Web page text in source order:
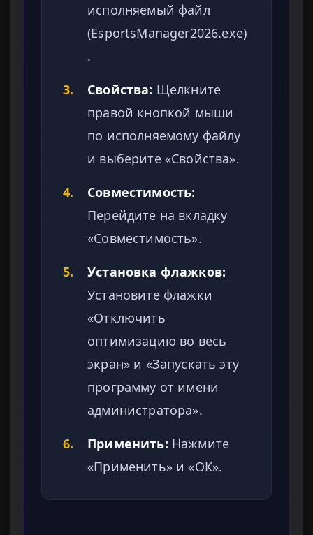
исполняемый файл
(EsportsManager2026.exe)
.
3.
Свойства: Щелкните
правой кнопкой мыши
по исполняемому файлу
и выберите «Свойства».
4.
Совместимость:
Перейдите на вкладку
«Совместимость».
5.
Установка флажков:
Установите флажки
«Отключить
оптимизацию во весь
экран» и «Запускать эту
программу от имени
администратора».
6.
Применить: Нажмите
«Применить» и «ОК».